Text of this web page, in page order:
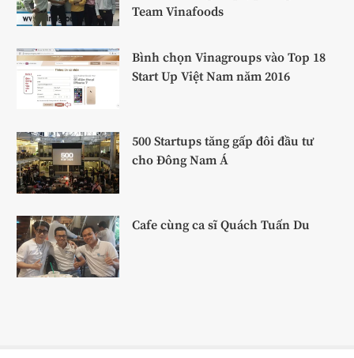
Team Vinafoods
Bình chọn Vinagroups vào Top 18
Start Up Việt Nam năm 2016
500 Startups tăng gấp đôi đầu tư
cho Đông Nam Á
Cafe cùng ca sĩ Quách Tuấn Du